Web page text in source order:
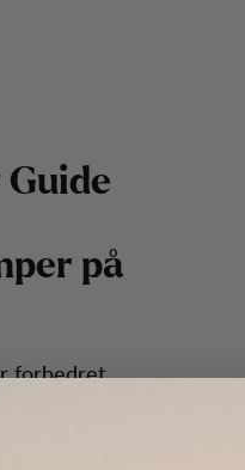
Guide
per på
forbedret